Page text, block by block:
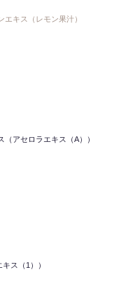
エキス（レモン果汁）
（アセロラエキス（A））
ス（1））